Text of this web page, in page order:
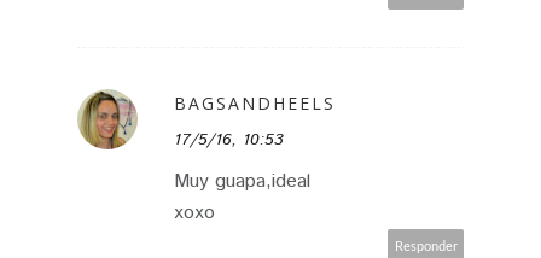
BAGSANDHEELS
17/5/16, 10:53
Muy guapa,ideal
xoxo
Responder